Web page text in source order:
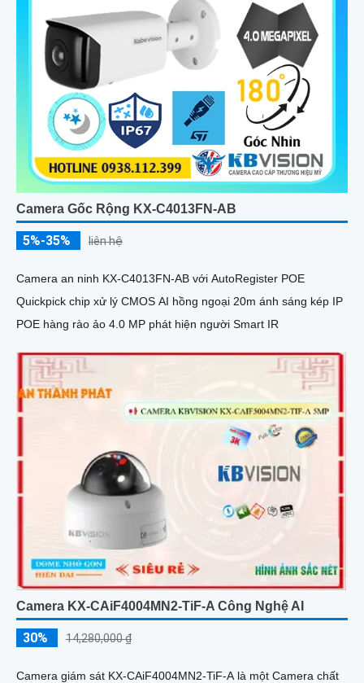
Camera Gốc Rộng KX-C4013FN-AB
5%-35% liên hệ
Camera an ninh KX-C4013FN-AB với AutoRegister POE
Quickpick chip xử lý CMOS AI hồng ngoại 20m ánh sáng kép IP
POE hàng rào ảo 4.0 MP phát hiện người Smart IR
Camera KX-CAiF4004MN2-TiF-A Công Nghệ AI
30% 14,280,000 ₫
Camera giám sát KX-CAiF4004MN2-TiF-A là một Camera chất